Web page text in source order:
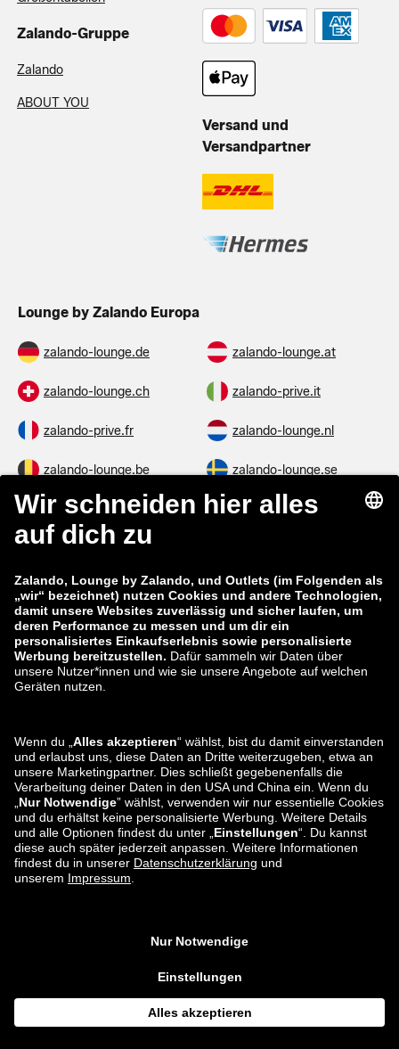
Zalando-Gruppe
Zalando
ABOUT YOU
Versand und
Versandpartner
Lounge by Zalando Europa
zalando-lounge.de zalando-lounge.at
zalando-lounge.ch zalando-prive.it
zalando-prive.fr zalando-lounge.nl
zalando-lounge.be zalando-lounge.se
zalando-lounge.fi zalando-lounge.dk
zalando-lounge.co.uk
zalando-prive.es zalando-lounge.cz
zalando-lounge.lt zalando-lounge.sk
zalando-lounge.ro zalando-lounge.hr
zalando-lounge.lu zalando-lounge.ee
zalando-lounge.lv zalando-lounge.no
Du findest uns
auch bei
unverbindlichen Preisempfehlung